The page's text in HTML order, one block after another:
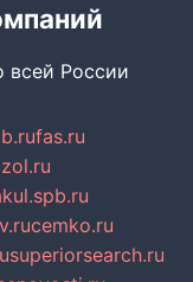
всей России
fas.ru
cemko.ru
superiorsearch.ru